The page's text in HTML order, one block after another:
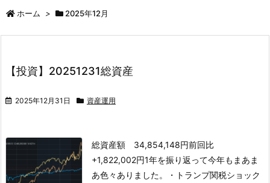
ホーム > 2025年12月
【投資】20251231総資産
2025年12月31日 資産運用
総資産額 34,854,148円前回比
+1,822,002円1年を振り返って今年もまあま
あ色々ありました。
・トランプ関税ショック